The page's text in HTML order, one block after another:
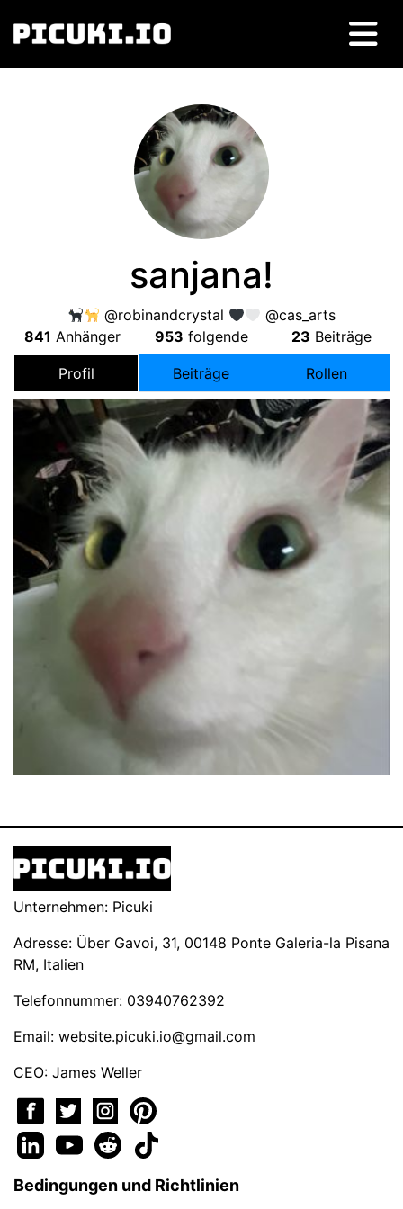
sanjana!
@robinandcrystal
@cas_arts
841 Anhänger 953 folgende 23 Beiträge
Profil Beiträge Rollen
Unternehmen: Picuki
Adresse: Über Gavoi, 31, 00148 Ponte Galeria-la Pisana
RM, Italien
Telefonnummer: 03940762392
Email: website.picuki.io@gmail.com
CEO: James Weller
Bedingungen und Richtlinien